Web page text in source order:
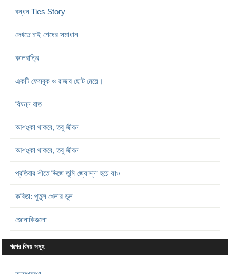
বন্ধন Ties Story
দেখতে চাই শেষের সমাধান
কালরাত্রি
একটি ফেসবুক ও রাজার ছোট মেয়ে।
বিষন্ন রাত
আশঙ্কা থাকবে, তবু জীবন
আশঙ্কা থাকবে, তবু জীবন
প্রতিবার শীতে ভিজে তুমি জ্যোস্না হয়ে যাও
কবিতা: পুতুল খেলার ভুল
জোনাকিগুলো
গল্পের বিষয় সমূহ